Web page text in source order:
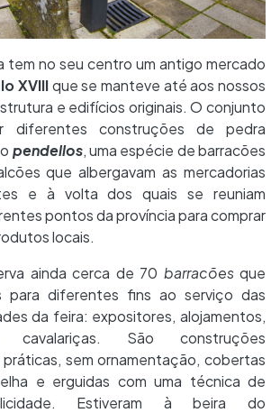
tem no seu centro um antigo mercado
XVIIIque se manteve até aos nossos
e edifícios originais. O conjunto
diferentes construções de pedra
pendellos, uma espécie de barracões
que albergavam as mercadorias
e à volta dos quais se reuniam
pontos da província para comprar
locais.
ainda cerca de 70 barracõesque
para diferentes fins ao serviço das
da feira: expositores, alojamentos,
São construções
sem ornamentação, cobertas
e erguidas com uma técnica de
Estiveram à beira do